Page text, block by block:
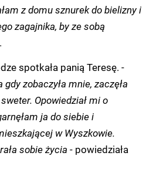
z domu sznurek do bielizny i
zagajnika, by ze sobą
spotkała panią Teresę. -
gdy zobaczyła mnie, zaczęła
Opowiedział mi o
ja do siebie i
w Wyszkowie.
sobie życia - powiedziała